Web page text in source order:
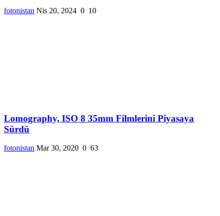
fotonistan Nis 20, 2024 0 10
Lomography, ISO 8 35mm Filmlerini Piyasaya
Sürdü
fotonistan Mar 30, 2020 0 63